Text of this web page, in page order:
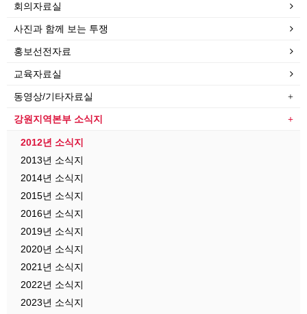
회의자료실
사진과 함께 보는 투쟁
홍보선전자료
교육자료실
동영상/기타자료실
강원지역본부 소식지
2012년 소식지
2013년 소식지
2014년 소식지
2015년 소식지
2016년 소식지
2019년 소식지
2020년 소식지
2021년 소식지
2022년 소식지
2023년 소식지